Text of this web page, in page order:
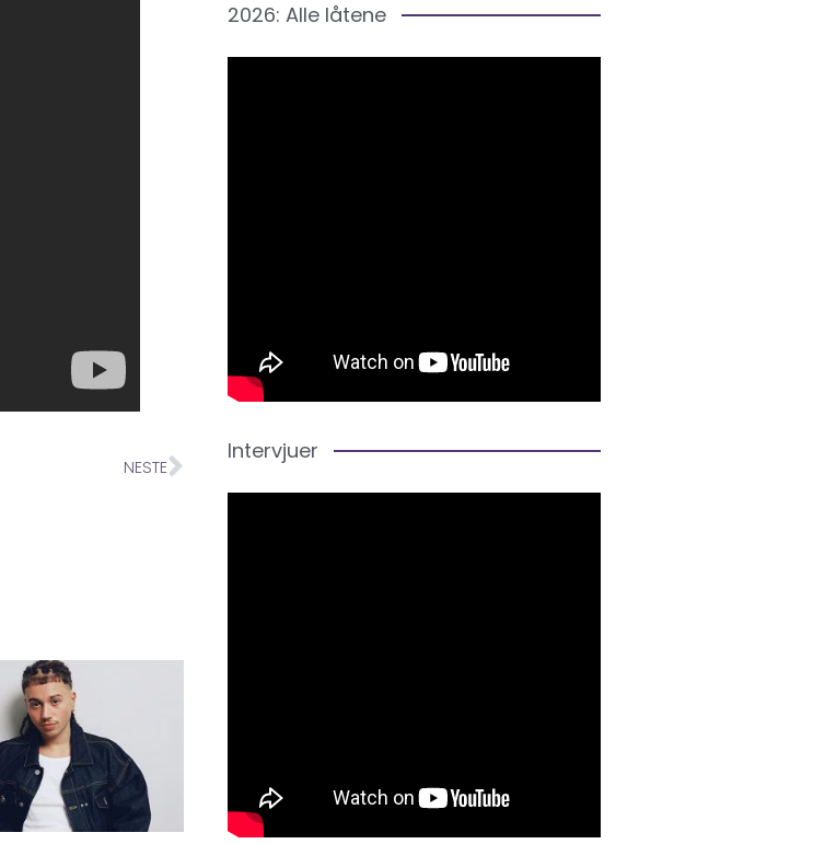
NESTE
2026: Alle låtene
Intervjuer